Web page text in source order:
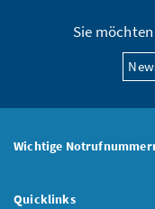
Sie
Wichtige
Quicklinks